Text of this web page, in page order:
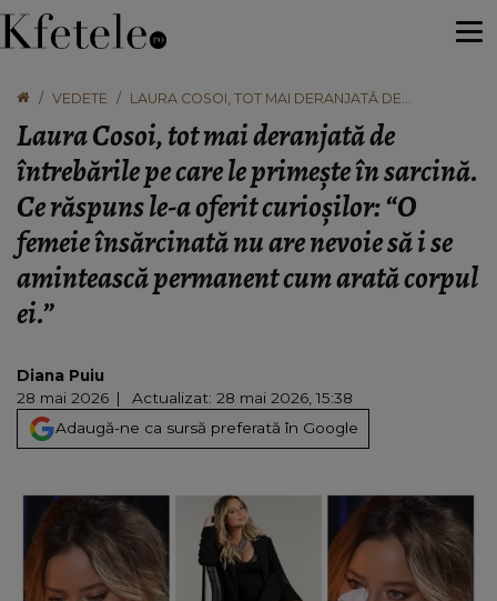
VEDETE
LAURA COSOI, TOT MAI DERANJATĂ DE
CE RĂSPUNS LE-A OFERIT CURIOȘILOR: “O FEMEIE
ÎNSĂRCINATĂ NU ARE NEVOIE SĂ I SE AMINTEASCĂ
PERMANENT CUM ARATĂ CORPUL EI.”
Laura Cosoi, tot mai deranjată de
întrebările pe care le primește în sarcină.
Ce răspuns le-a oferit curioșilor: “O
femeie însărcinată nu are nevoie să i se
amintească permanent cum arată corpul
ei.”
Diana Puiu
28 mai 2026
Actualizat: 28 mai 2026, 15:38
Adaugă-ne ca sursă preferată în Google